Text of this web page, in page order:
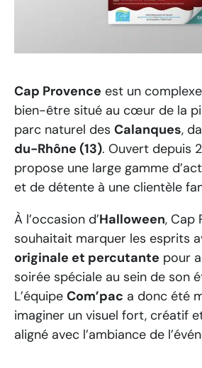
Cap Provence est un
bien-être situé au cœur de la
parc naturel des Calanques,
du-Rhône (13). Ouvert depuis
propose une large gamme
et de détente à une clientèle
À l’occasion d’Halloween, Cap
souhaitait marquer les esprits
originale et percutante pour
soirée spéciale au sein de son
L’équipe Com’pac a donc été
imaginer un visuel fort, créatif
aligné avec l’ambiance de